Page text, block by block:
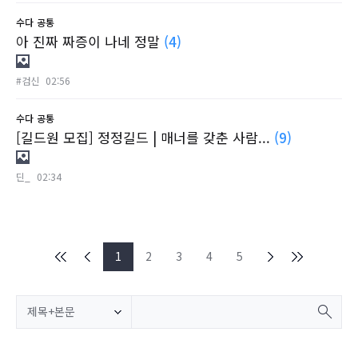
수다 공통
아 진짜 짜증이 나네 정말 (4)
#검신 02:56
수다 공통
[길드원 모집] 정정길드 | 매너를 갖춘 사람... (9)
딘_ 02:34
1 2 3 4 5
제목+본문